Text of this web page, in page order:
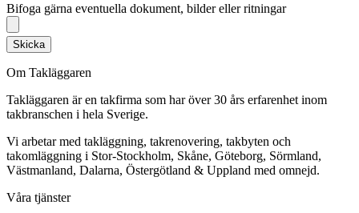
Bifoga gärna eventuella dokument, bilder eller ritningar
Skicka
Om Takläggaren
Takläggaren är en takfirma som har över 30 års erfarenhet inom
takbranschen i hela Sverige.
Vi arbetar med takläggning, takrenovering, takbyten och
takomläggning i Stor-Stockholm, Skåne, Göteborg, Sörmland,
Västmanland, Dalarna, Östergötland & Uppland med omnejd.
Våra tjänster